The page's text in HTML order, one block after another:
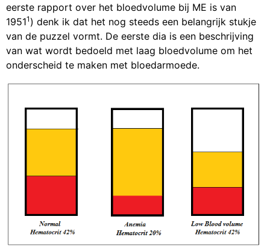
eerste rapport over het bloedvolume bij ME is van
19511 ) denk ik dat het nog steeds een belangrijk stukje
van de puzzel vormt. De eerste dia is een beschrijving
van wat wordt bedoeld met laag bloedvolume om het
onderscheid te maken met bloedarmoede.